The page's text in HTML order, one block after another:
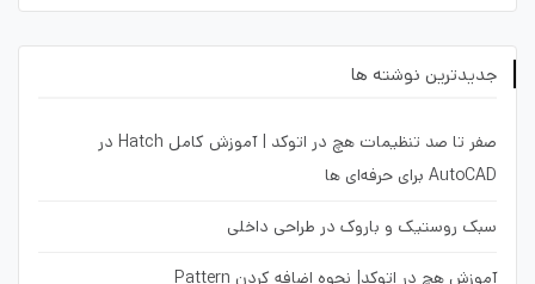
جدیدترین نوشته ها
صفر تا صد تنظیمات هچ در اتوکد | آموزش کامل Hatch در
AutoCAD برای حرفه‌ای ها
سبک روستیک و باروک در طراحی داخلی
آموزش هچ در اتوکد| نحوه اضافه کردن Pattern